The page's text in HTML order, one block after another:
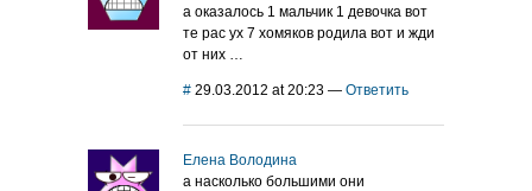
а оказалось 1 мальчик 1 девочка вот
те рас ух 7 хомяков родила вот и жди
от них …
# 29.03.2012 at 20:23 — Ответить
Елена Володина
а насколько большими они